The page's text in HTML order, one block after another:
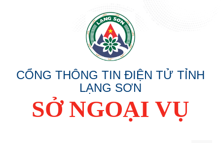
CỔNG THÔNG TIN ĐIỆN TỬ TỈNH
LẠNG SƠN
SỞ NGOẠI VỤ